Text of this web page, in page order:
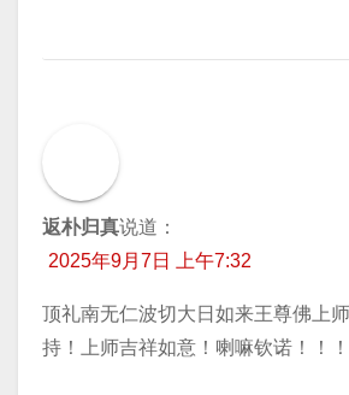
返朴归真说道：
2025年9月7日 上午7:32
顶礼南无仁波切大日如来王尊佛上
持！上师吉祥如意！喇嘛钦诺！！！